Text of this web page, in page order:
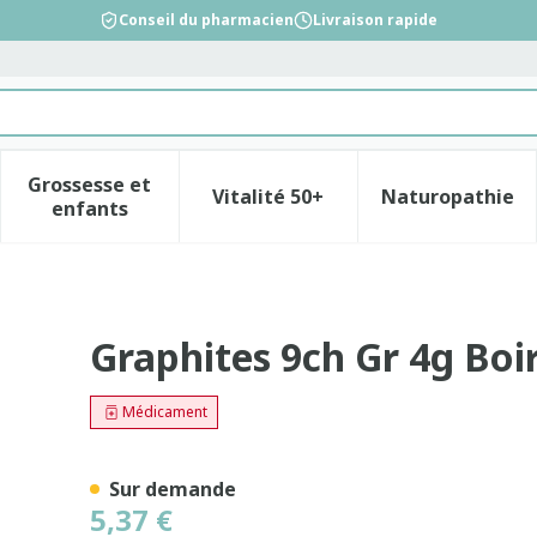
Conseil du pharmacien Livraison rapide
catégorie Beauté, soins et hygiène
sous-menu pour la catégorie Régime, alimentation &
Grossesse et
enfants
Afficher le sous-menu pour la catégorie
Vitalité 50+Afficher le sous-menu pour
Naturopathie
Afficher
Graphites 9ch Gr 4g
Médicament
5,37 €
Sur demande